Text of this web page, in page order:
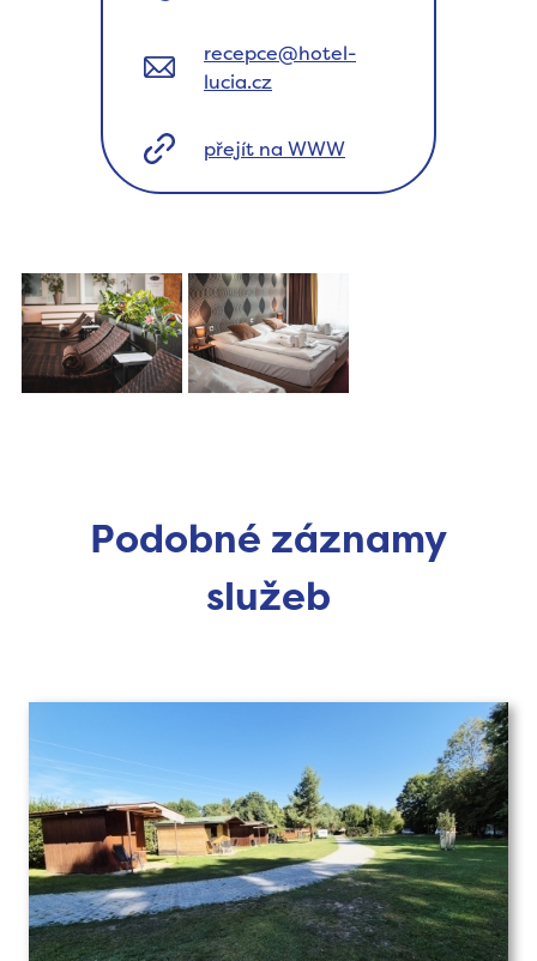
recepce@hotel-
lucia.cz
přejít na WWW
Podobné záznamy
služeb